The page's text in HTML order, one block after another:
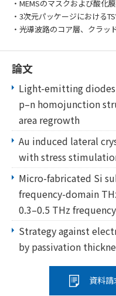
・MEMSのマスクおよび酸化
・3次元パッケージにおける
・光導波路のコア層、クラッ
論文
Light-emitting
p–n homojunction
area regrowth
Au induced lateral
with stress
Micro-fabricated Si
frequency-domain
0.3–0.5 THz
Strategy against
by passivation
資料